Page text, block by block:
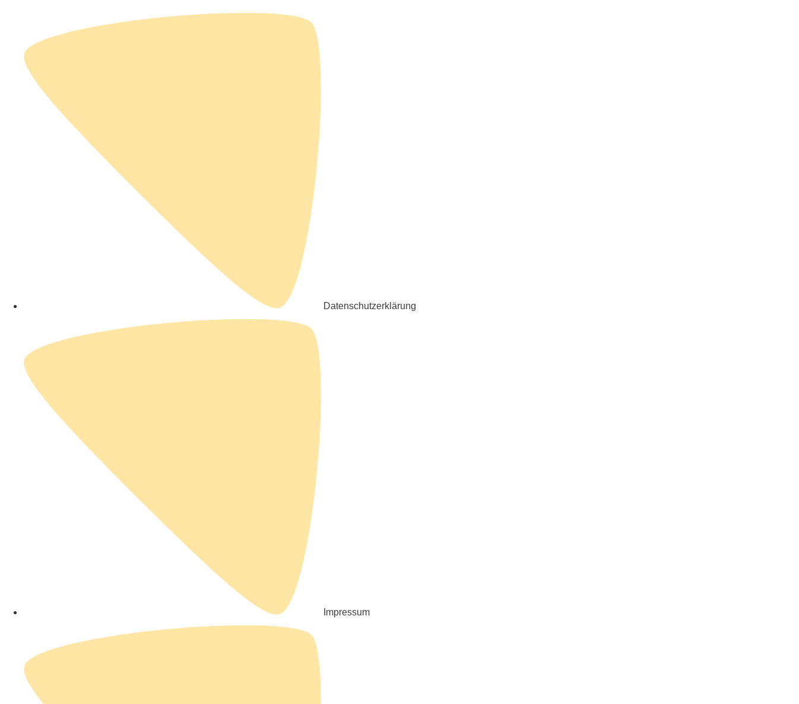
Datenschutzerklärung
Impressum